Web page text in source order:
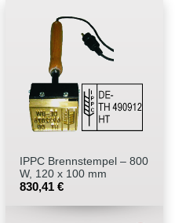
IPPC Brennstempel – 800
W, 120 x 100 mm
830,41€